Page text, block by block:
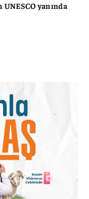
yanında